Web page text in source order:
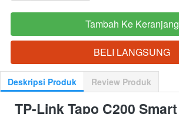
`
Tambah Ke Keranjang
`BELI LANGSUNG
Deskripsi Produk Review Produk